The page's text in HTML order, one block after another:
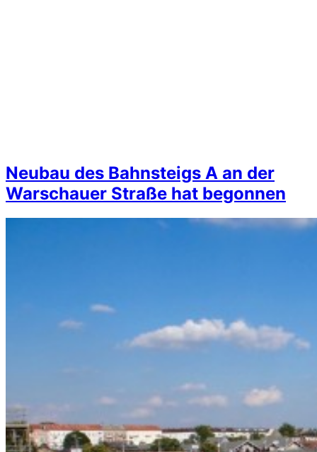
Neubau des Bahnsteigs A an der
Warschauer Straße hat begonnen